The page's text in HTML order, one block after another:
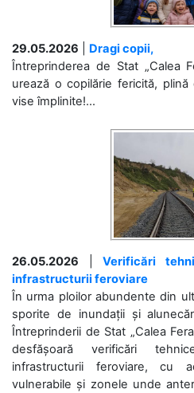
29.05.2026
Dragi copii,
Întreprinderea de Stat „Calea
urează o copilărie fericită,
vise împlinite!...
26.05.2026 |Verificări
infrastructurii feroviare
În urma ploilor abundente din
sporite de inundații și
Întreprinderii de Stat „Calea
desfășoară verificări
infrastructurii feroviare, cu
vulnerabile și zonele unde